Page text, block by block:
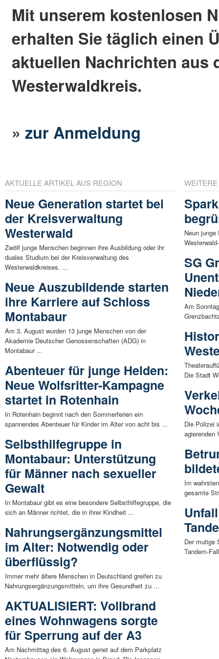
Mit unserem kostenlosen
erhalten Sie täglich einen
aktuellen Nachrichten aus
Westerwaldkreis.
»zur Anmeldung
AKTUELLE ARTIKEL AUS REGION
Neue Generation startet bei
der Kreisverwaltung
Westerwald
Zwölf junge Menschen beginnen ihre Ausbildung oder ihr
duales Studium bei der Kreisverwaltung des
Westerwaldkreises. ...
Neue Auszubildende starten
ihre Karriere auf Schloss
Montabaur
Am 3. August wurden 13 junge Menschen von der
Akademie Deutscher Genossenschaften (ADG) in
Montabaur ...
Abenteuer für junge Helden:
Neue Wolfsritter-Kampagne
startet in Rotenhain
In Rotenhain beginnt nach den Sommerferien ein
spannendes Abenteuer für Kinder im Alter von acht bis ...
Selbsthilfegruppe in
Montabaur: Unterstützung
für Männer nach sexueller
Gewalt
In Montabaur gibt es eine besondere Selbsthilfegruppe, die
sich an Männer richtet, die in ihrer Kindheit ...
Nahrungsergänzungsmittel
im Alter: Notwendig oder
überflüssig?
Immer mehr ältere Menschen in Deutschland greifen zu
Nahrungsergänzungsmitteln, um ihre Gesundheit zu ...
AKTUALISIERT: Vollbrand
eines Wohnwagens sorgte
für Sperrung auf der A3
Am Nachmittag des 6. August geriet auf dem Parkplatz
Neun
SG
Am
Die Stadt
Die Polizei
agierenden
Im
gesamte
Der mutige
Tandem-